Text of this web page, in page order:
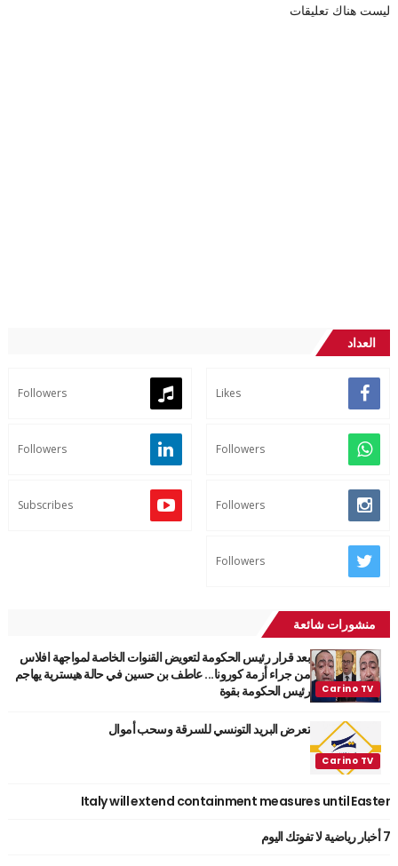
ليست هناك تعليقات
العداد
Likes
Followers
Followers
Followers
Followers
Subscribes
Followers
منشورات شائعة
بعد قرار رئيس الحكومة لتعويض القنوات الخاصة لمواجهة افلاس
من جراء أزمة كورونا... عاطف بن حسين في حالة هيسترية يهاجم
رئيس الحكومة بقوة
تعرض البريد التونسي للسرقة وسحب أموال
Italy will extend containment measures until Easter
7 أخبار رياضية لا تفوتك اليوم